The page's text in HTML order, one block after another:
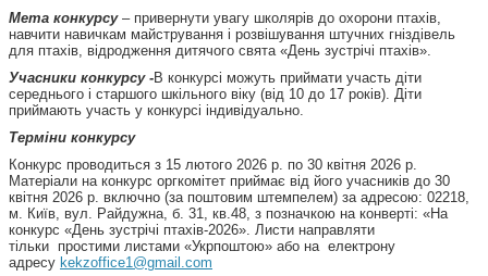
Мета конкурсу– привернути увагу школярів до охорони птахів,
навчити навичкам майстрування і розвішування штучних гніздівель
для птахів, відродження дитячого свята «День зустрічі птахів».
Учасники конкурсу -В конкурсі можуть приймати участь діти
середнього і старшого шкільного віку (від 10 до 17 років). Діти
приймають участь у конкурсі індивідуально.
Терміни конкурсу
Конкурс проводиться з 15 лютого 2026 р. по 30 квітня 2026 р.
Матеріали на конкурс оргкомітет приймає від його учасників до 30
квітня 2026 р. включно (за поштовим штемпелем) за адресою: 02218,
м. Київ, вул. Райдужна, б. 31, кв.48, з позначкою на конверті: «На
конкурс «День зустрічі птахів-2026». Листи направляти
тільки простими листами «Укрпоштою» або на електрону
адресу kekzoffice1@gmail.com